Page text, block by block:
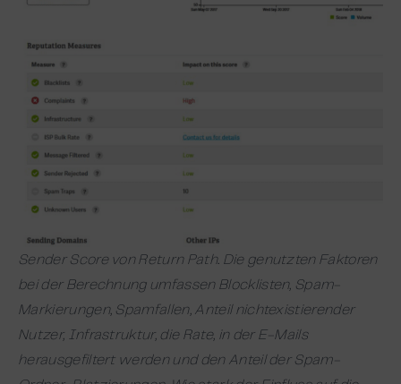
Sender Score von Return Path. Die genutzten Faktoren
bei der Berechnung umfassen Blocklisten, Spam-
Markierungen, Spamfallen, Anteil nichtexistierender
Nutzer, Infrastruktur, die Rate, in der E-Mails
herausgefiltert werden und den Anteil der Spam-